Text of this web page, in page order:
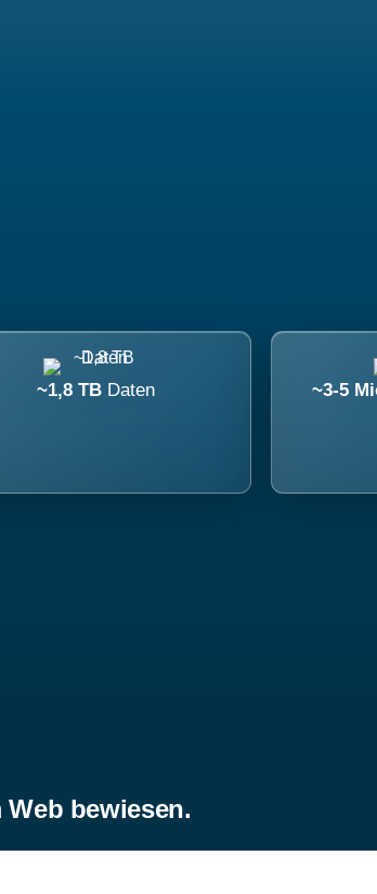
~1,8 TB Daten ~3-5
bewiesen.